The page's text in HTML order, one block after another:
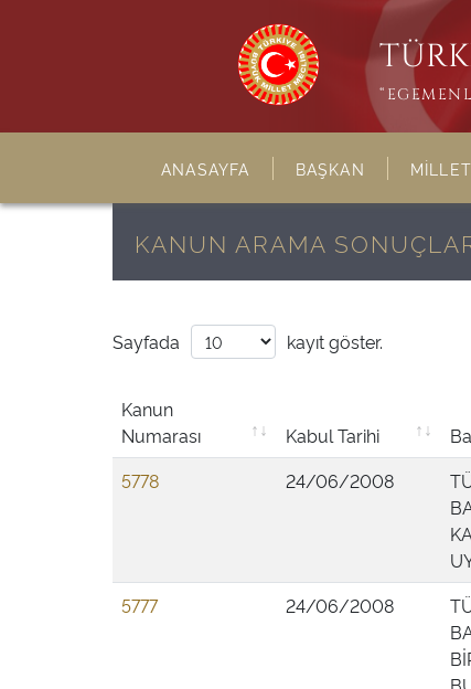
ANASAYFA BAŞKAN
KANUN ARAMA
Sayfada
kayıt göster.
Kanun
Numarası
Kabul Tarihi
5778
24/06/2008
5777
24/06/2008